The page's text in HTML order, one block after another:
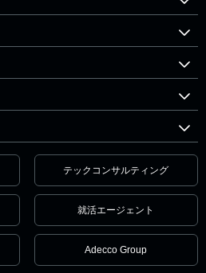
テックコンサルティング
就活エージェント
Adecco Group